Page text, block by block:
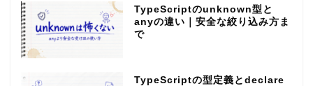
TypeScriptのunknown型と
anyの違い｜安全な絞り込み方ま
で
TypeScriptの型定義とdeclare